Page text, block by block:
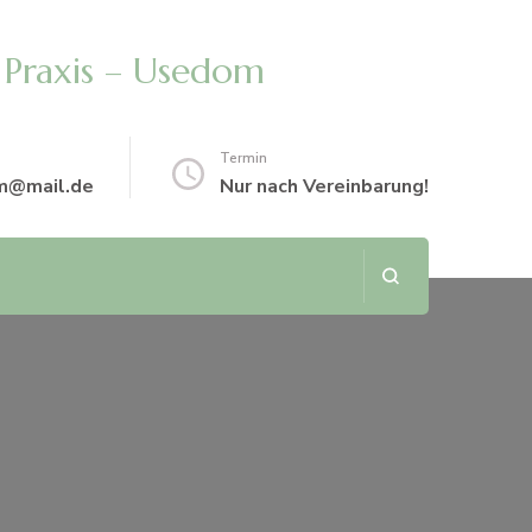
– Usedom
Termin
Nur nach Vereinbarung!